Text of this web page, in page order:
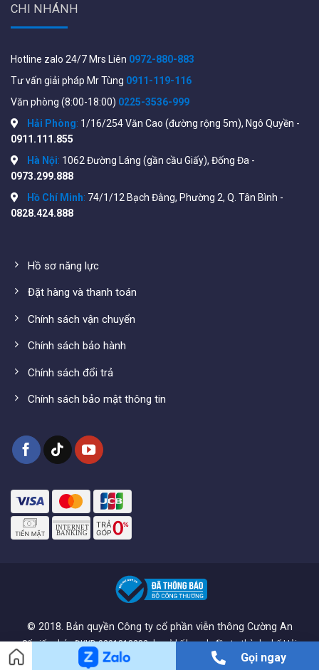
CHI NHÁNH
Hotline zalo 24/7 Mrs Liên 0972-880-883
Tư vấn giải pháp Mr Tùng 0911-119-116
Văn phòng (8:00-18:00) 0225-3536-999
Hải Phòng: 1/16/254 Văn Cao (đường rộng 5m), Ngô Quyền -
0911.111.855
Hà Nội: 1062 Đường Láng (gần cầu Giấy), Đống Đa -
0973.299.888
Hồ Chí Minh: 74/1/12 Bạch Đằng, Phường 2, Q. Tân Bình -
0828.424.888
Hồ sơ năng lực
Đặt hàng và thanh toán
Chính sách vận chuyển
Chính sách bảo hành
Chính sách đổi trả
Chính sách bảo mật thông tin
© 2018. Bản quyền Công ty cổ phần viễn thông Cường An
Số giấy phép ĐKKD 0201818282 do sở kế hoạch đầu tư thành phố Hải
Phòng cấp ngày 06/11/2017
Gọi ngay